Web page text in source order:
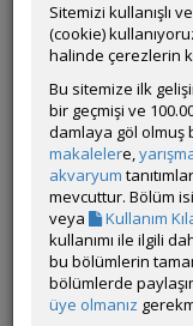
Kuro
Çevrim
Gönderim Zamanı:
Yazar:NightWist
Teşekkürler.
miyim sizce ? Beta
Sitemizi kullanışlı
(cookie)
halinde çerezlerin
Bu sitemize ilk
bir geçmişi ve
damlaya göl olmuş
makalelere,
akvaryum
mevcuttur. Bölüm
veya
Kullanım
kullanımı ile ilgili
bu bölümlerin
bölümlerde
üye olmanız